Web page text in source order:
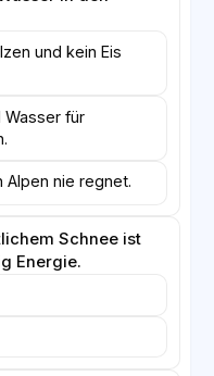
und kein Eis
Wasser für
Alpen nie regnet.
Schnee ist
Energie.